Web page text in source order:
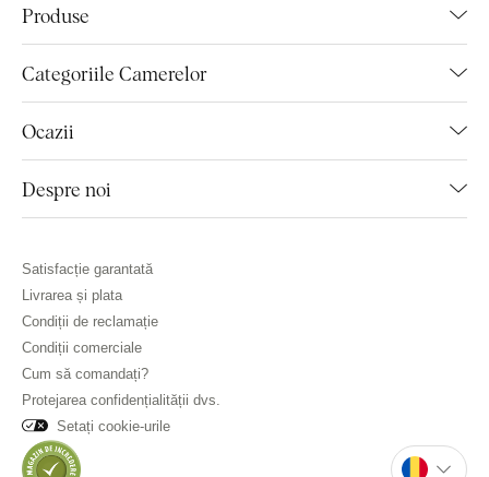
Produse
Categoriile Camerelor
Ocazii
Despre noi
Satisfacție garantată
Livrarea și plata
Condiții de reclamație
Condiții comerciale
Cum să comandați?
Protejarea confidențialității dvs.
Setați cookie-urile